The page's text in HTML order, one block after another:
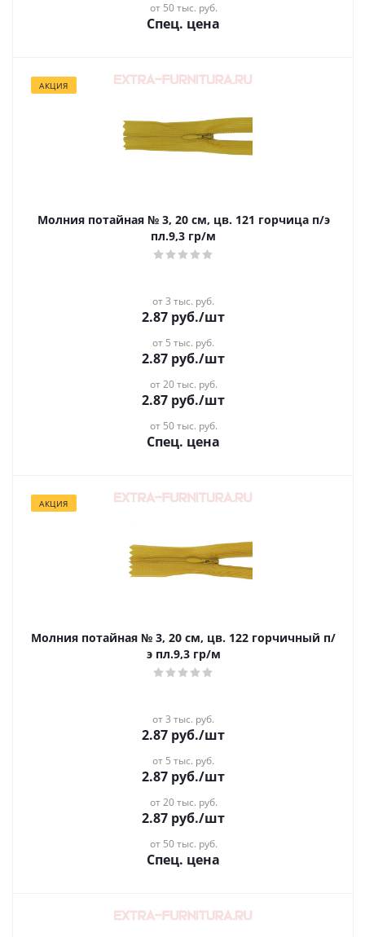
от 50 тыс. руб.
Спец. цена
АКЦИЯ
Молния потайная № 3, 20 см, цв. 121 горчица п/э
пл.9,3 гр/м
от 3 тыс. руб.
2.87 руб./шт
от 5 тыс. руб.
2.87 руб./шт
от 20 тыс. руб.
2.87 руб./шт
от 50 тыс. руб.
Спец. цена
АКЦИЯ
Молния потайная № 3, 20 см, цв. 122 горчичный п/
э пл.9,3 гр/м
от 3 тыс. руб.
2.87 руб./шт
от 5 тыс. руб.
2.87 руб./шт
от 20 тыс. руб.
2.87 руб./шт
от 50 тыс. руб.
Спец. цена